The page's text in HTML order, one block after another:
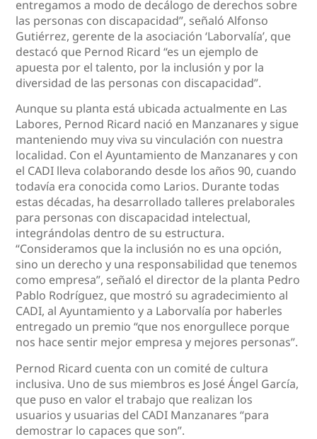
entregamos a modo de decálogo de derechos sobre
las personas con discapacidad”, señaló Alfonso
Gutiérrez, gerente de la asociación ‘Laborvalía’, que
destacó que Pernod Ricard “es un ejemplo de
apuesta por el talento, por la inclusión y por la
diversidad de las personas con discapacidad”.
Aunque su planta está ubicada actualmente en Las
Labores, Pernod Ricard nació en Manzanares y sigue
manteniendo muy viva su vinculación con nuestra
localidad. Con el Ayuntamiento de Manzanares y con
el CADI lleva colaborando desde los años 90, cuando
todavía era conocida como Larios. Durante todas
estas décadas, ha desarrollado talleres prelaborales
para personas con discapacidad intelectual,
integrándolas dentro de su estructura.
“Consideramos que la inclusión no es una opción,
sino un derecho y una responsabilidad que tenemos
como empresa”, señaló el director de la planta Pedro
Pablo Rodríguez, que mostró su agradecimiento al
CADI, al Ayuntamiento y a Laborvalía por haberles
entregado un premio “que nos enorgullece porque
nos hace sentir mejor empresa y mejores personas”.
Pernod Ricard cuenta con un comité de cultura
inclusiva. Uno de sus miembros es José Ángel García,
que puso en valor el trabajo que realizan los
usuarios y usuarias del CADI Manzanares “para
demostrar lo capaces que son”.